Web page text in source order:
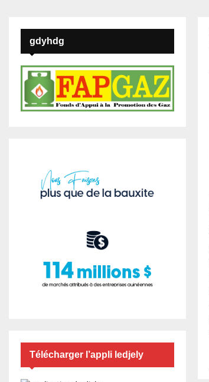
gdyhdg
Télécharger l’appli ledjely